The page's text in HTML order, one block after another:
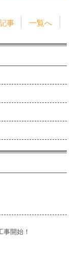
事 一覧へ
開始！